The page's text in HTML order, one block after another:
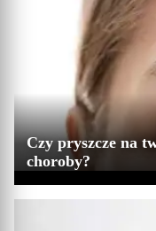
Czy pryszcze na
choroby?